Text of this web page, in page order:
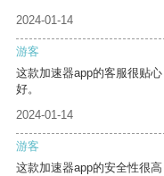
2024-01-14
游客
这款加速器app的客服很贴
好。
2024-01-14
游客
这款加速器app的安全性很